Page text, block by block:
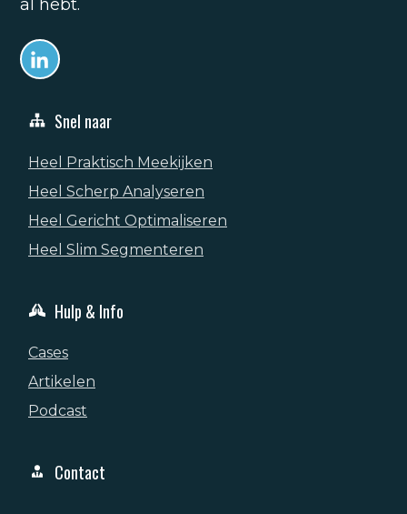
al hebt.
Snel naar
Heel Praktisch Meekijken
Heel Scherp Analyseren
Heel Gericht Optimaliseren
Heel Slim Segmenteren
Hulp & Info
Cases
Artikelen
Podcast
Contact